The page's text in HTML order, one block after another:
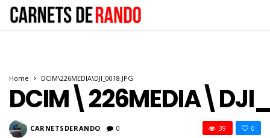
Home DCIM\226MEDIA\DJI_0018.JPG
CARNETSDERANDO 0 0
39